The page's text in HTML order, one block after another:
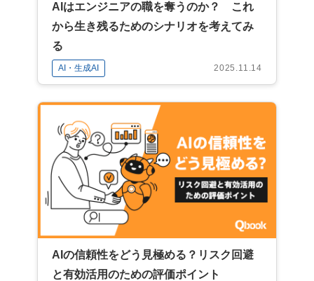
AIはエンジニアの職を奪うのか？ これ
から生き残るためのシナリオを考えてみ
る
AI・生成AI 2025.11.14
AIの信頼性をどう見極める？リスク回避
と有効活用のための評価ポイント